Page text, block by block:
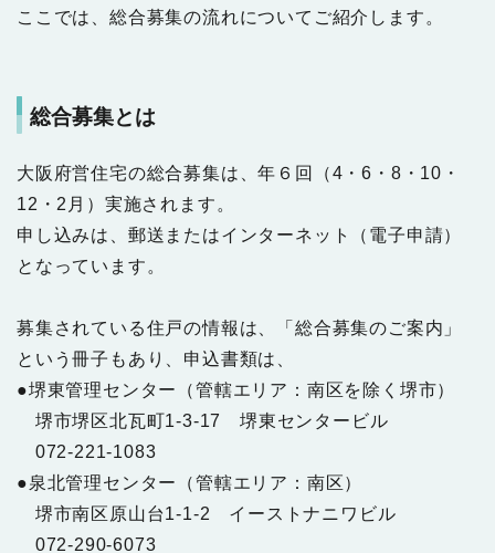
ここでは、総合募集の流れについてご紹介します。
総合募集とは
大阪府営住宅の総合募集は、年６回（4・6・8・10・
12・2月）実施されます。
申し込みは、郵送またはインターネット（電子申請）
となっています。
募集されている住戸の情報は、「総合募集のご案内」
という冊子もあり、申込書類は、
●堺東管理センター（管轄エリア：南区を除く堺市）
堺市堺区北瓦町1-3-17 堺東センタービル
072-221-1083
●泉北管理センター（管轄エリア：南区）
堺市南区原山台1-1-2 イーストナニワビル
072-290-6073